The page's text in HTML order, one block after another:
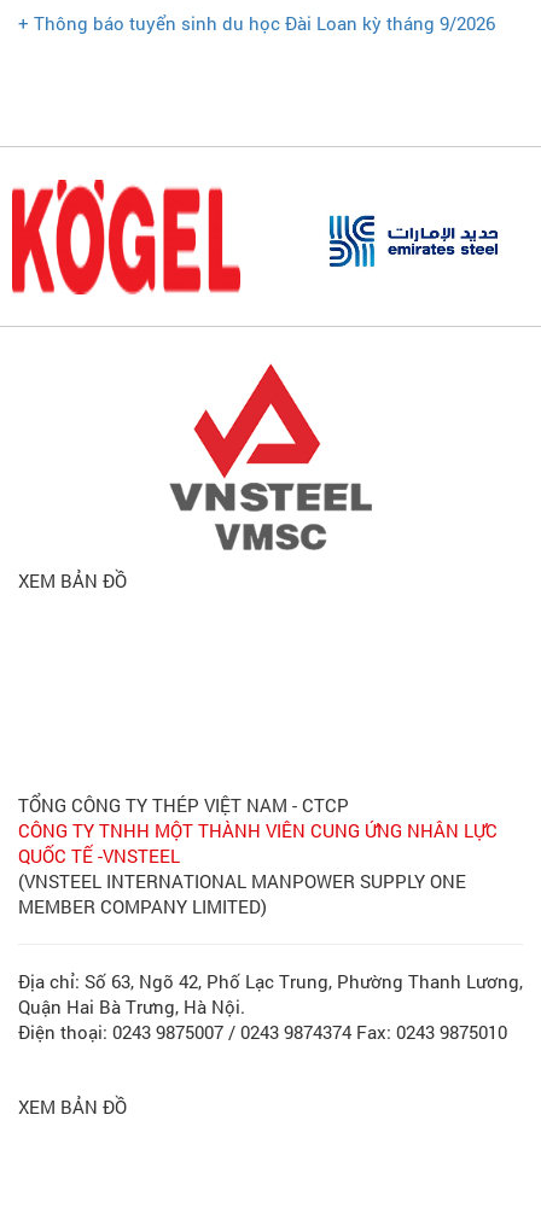
+ Thông báo tuyển sinh du học Đài Loan kỳ tháng 9/2026
XEM BẢN ĐỒ
TỔNG CÔNG TY THÉP VIỆT NAM - CTCP
CÔNG TY TNHH MỘT THÀNH VIÊN CUNG ỨNG NHÂN LỰC
QUỐC TẾ -VNSTEEL
(VNSTEEL INTERNATIONAL MANPOWER SUPPLY ONE
MEMBER COMPANY LIMITED)
Địa chỉ: Số 63, Ngõ 42, Phố Lạc Trung, Phường Thanh Lương,
Quận Hai Bà Trưng, Hà Nội.
Điện thoại: 0243 9875007 / 0243 9874374 Fax: 0243 9875010
XEM BẢN ĐỒ